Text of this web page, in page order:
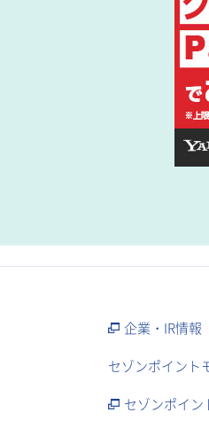
企業・IR情報
セゾンポイント
セゾンポイン